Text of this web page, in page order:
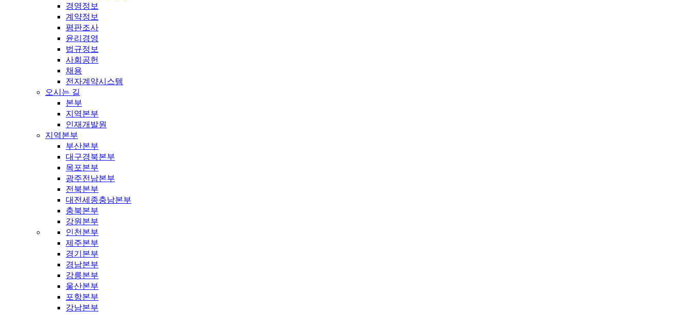
경영정보
계약정보
평판조사
윤리경영
법규정보
사회공헌
채용
전자계약시스템
오시는 길
본부
지역본부
인재개발원
지역본부
부산본부
대구경북본부
목포본부
광주전남본부
전북본부
대전세종충남본부
충북본부
강원본부
인천본부
제주본부
경기본부
경남본부
강릉본부
울산본부
포항본부
강남본부